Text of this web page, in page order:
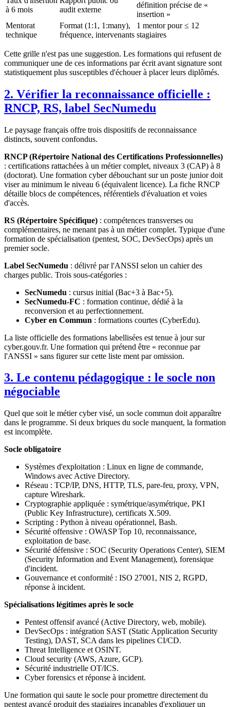
à 6 mois
audit externe
définition précise de «
insertion »
Mentorat
technique
Format (1:1, 1:many),
fréquence, intervenants
1 mentor pour ≤ 12
stagiaires
Cette grille n'est pas une suggestion. Les formations qui refusent de
communiquer une de ces informations par écrit avant signature sont
statistiquement plus susceptibles d'échouer à placer leurs diplômés.
2. Vérifier la reconnaissance officielle :
RNCP, RS, label SecNumedu
Le paysage français offre trois dispositifs de reconnaissance
distincts, souvent confondus.
RNCP (Répertoire National des Certifications Professionnelles)
: certifications rattachées à un métier complet, niveaux 3 (CAP) à 8
(doctorat). Une formation cyber débouchant sur un poste junior doit
viser au minimum le niveau 6 (équivalent licence). La fiche RNCP
détaille blocs de compétences, référentiels d'évaluation et voies
d'accès.
RS (Répertoire Spécifique) : compétences transverses ou
complémentaires, ne menant pas à un métier complet. Typique d'une
formation de spécialisation (pentest, SOC, DevSecOps) après un
premier socle.
Label SecNumedu : délivré par l'ANSSI selon un cahier des
charges public. Trois sous-catégories :
SecNumedu : cursus initial (Bac+3 à Bac+5).
SecNumedu-FC : formation continue, dédié à la
reconversion et au perfectionnement.
Cyber en Commun : formations courtes (CyberEdu).
La liste officielle des formations labellisées est tenue à jour sur
cyber.gouv.fr. Une formation qui prétend être « reconnue par
l'ANSSI » sans figurer sur cette liste ment par omission.
3. Le contenu pédagogique : le socle non
négociable
Quel que soit le métier cyber visé, un socle commun doit apparaître
dans le programme. Si deux briques du socle manquent, la formation
est incomplète.
Socle obligatoire
Systèmes d'exploitation : Linux en ligne de commande,
Windows avec Active Directory.
Réseau : TCP/IP, DNS, HTTP, TLS, pare-feu, proxy, VPN,
capture Wireshark.
Cryptographie appliquée : symétrique/asymétrique, PKI
(Public Key Infrastructure), certificats X.509.
Scripting : Python à niveau opérationnel, Bash.
Sécurité offensive : OWASP Top 10, reconnaissance,
exploitation de base.
Sécurité défensive : SOC (Security Operations Center), SIEM
(Security Information and Event Management), forensique
d'incident.
Gouvernance et conformité : ISO 27001, NIS 2, RGPD,
réponse à incident.
Spécialisations légitimes après le socle
Pentest offensif avancé (Active Directory, web, mobile).
DevSecOps : intégration SAST (Static Application Security
Testing), DAST, SCA dans les pipelines CI/CD.
Threat Intelligence et OSINT.
Cloud security (AWS, Azure, GCP).
Sécurité industrielle OT/ICS.
Cyber forensics et réponse à incident.
Une formation qui saute le socle pour promettre directement du
pentest avancé produit des stagiaires incapables d'expliquer un